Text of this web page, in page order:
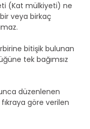
(Kat mülkiyeti) ne
veya birkaç
bitişik bulunan
tek bağımsız
düzenlenen
göre verilen